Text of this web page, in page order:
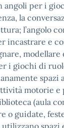
angoli per i
la
l’angolo
incastrare e
modellare
i giochi di
spazi
motorie
(aula
o guidate,
spazi